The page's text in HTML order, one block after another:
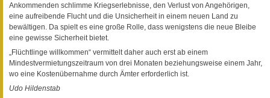
Ankommenden schlimme Kriegserlebnisse, den Verlust von Angehörigen,
eine aufreibende Flucht und die Unsicherheit in einem neuen Land zu
bewältigen. Da spielt es eine große Rolle, dass wenigstens die neue Bleibe
eine gewisse Sicherheit bietet.
„Flüchtlinge willkommen“ vermittelt daher auch erst ab einem
Mindestvermietungszeitraum von drei Monaten beziehungsweise einem Jahr,
wo eine Kostenübernahme durch Ämter erforderlich ist.
Udo Hildenstab